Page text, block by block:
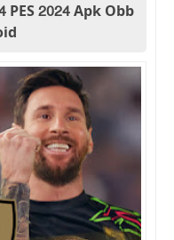
2024 Apk Obb